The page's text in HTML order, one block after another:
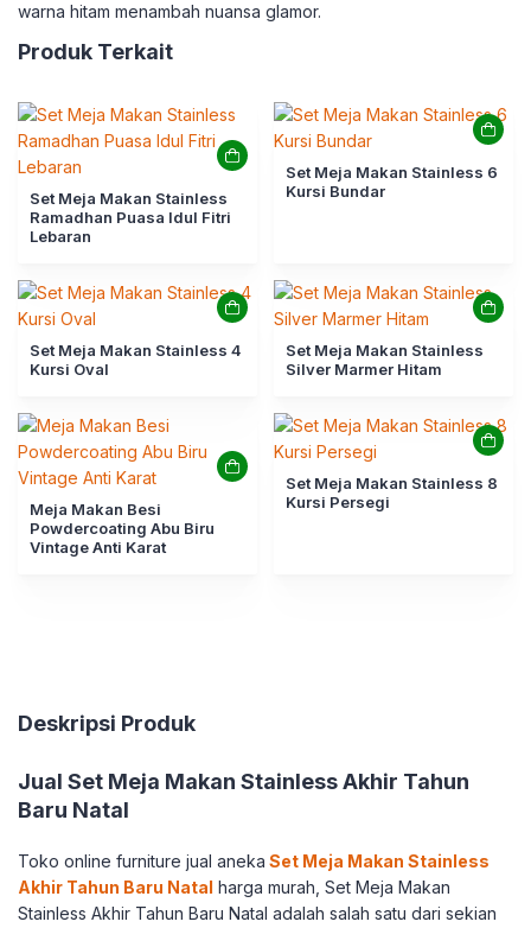
warna hitam menambah nuansa glamor.
Produk Terkait
Set Meja Makan Stainless
Ramadhan Puasa Idul Fitri
Lebaran
Set Meja Makan Stainless 6
Kursi Bundar
Set Meja Makan Stainless 4
Kursi Oval
Set Meja Makan Stainless
Silver Marmer Hitam
Meja Makan Besi
Powdercoating Abu Biru
Vintage Anti Karat
Set Meja Makan Stainless 8
Kursi Persegi
Deskripsi Produk
Jual Set Meja Makan Stainless Akhir Tahun
Baru Natal
Toko online furniture jual aneka Set Meja Makan Stainless
Akhir Tahun Baru Natal harga murah, Set Meja Makan
Stainless Akhir Tahun Baru Natal adalah salah satu dari sekian